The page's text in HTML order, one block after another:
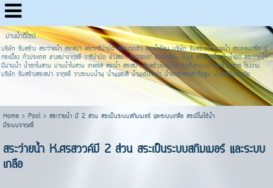
ม่านน้ำดีไซน์
บริษัท รับสร้าง สระว่ายน้ำ สระสปา สระวารีบำบัด สระนวดตัว สระน้ำร้อน บริษัท รับสร้างสระว่ายน้ำ สระคอนกรีต ปู
กระเบื้อง ทั่วประเทศ อ่างสปาจากุซชี่ วารีบำบัด อ่างสปา outdoor อ่างน้ำร้อน น้ำแร่ สระว่ายน้ำ มี น้ำตก สระว่ายน้ำ
มีม่านน้ำ น้ำตกในสวน ม่านน้ำในสวน เทอเรส สระน้ำ สระสปา รับสร้างบ่อน้ำพุ ติดตั้งระบบน้ำพุหน้าอาคาร โรงงาน
บริษัท รับสร้างสระสปา จากุซชี่ วางระบบน้ำพุ น้ำพุแสงสี น้ำพุเต้นระบำ น้ำตกจำลองสำเร็จรูป น้ำพุเสริมฮวงจุ้ย
Home> Pool> สระว่ายน้ำ มี 2 ส่วน สระเป็นระบบสกิมเมอร์ และระบบเกลือ สระมีไฟใต้น้ำ
มีระบบจากุชชี่
สระว่ายน้ำ K.ศรสววค์มี 2 ส่วน สระเป็นระบบสกิมเมอร์ และระบบ
เกลือ